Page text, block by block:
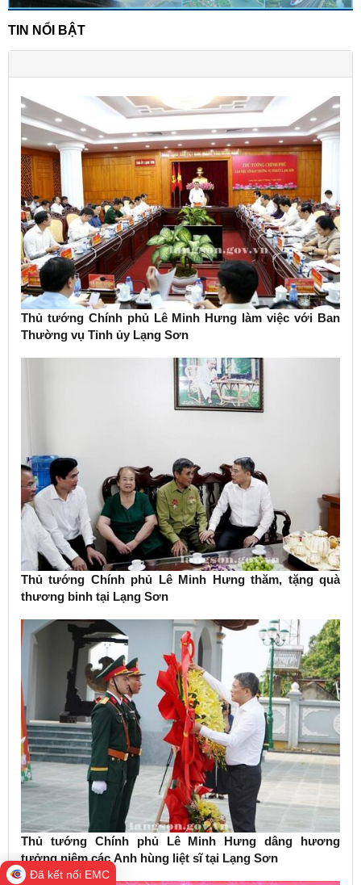
TIN NỔI BẬT
Thủ tướng Chính phủ Lê Minh Hưng làm việc với Ban
Thường vụ Tỉnh ủy Lạng Sơn
Thủ tướng Chính phủ Lê Minh Hưng thăm, tặng quà
thương binh tại Lạng Sơn
Thủ tướng Chính phủ Lê Minh Hưng dâng hương
tưởng niệm các Anh hùng liệt sĩ tại Lạng Sơn
Đã kết nối EMC